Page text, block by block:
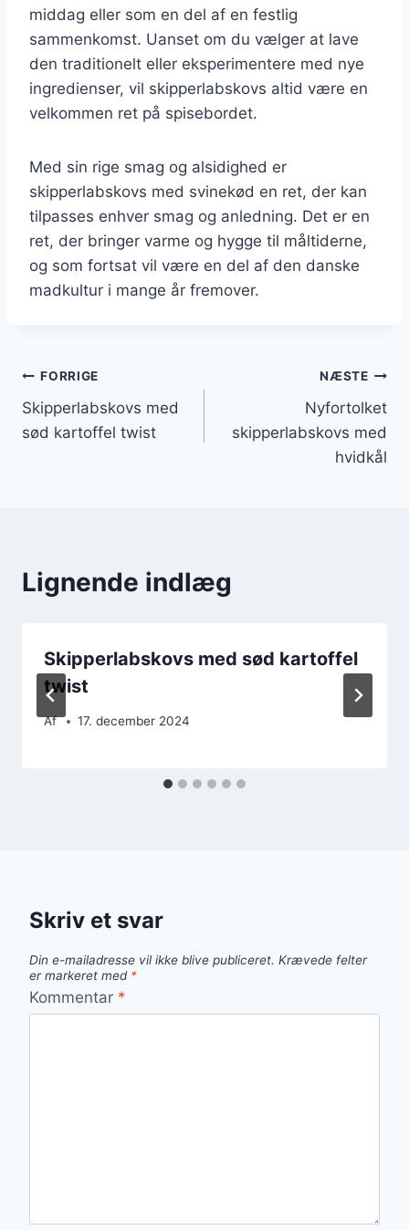
middag eller som en del af en festlig
sammenkomst. Uanset om du vælger at lave
den traditionelt eller eksperimentere med nye
ingredienser, vil skipperlabskovs altid være en
velkommen ret på spisebordet.
Med sin rige smag og alsidighed er
skipperlabskovs med svinekød en ret, der kan
tilpasses enhver smag og anledning. Det er en
ret, der bringer varme og hygge til måltiderne,
og som fortsat vil være en del af den danske
madkultur i mange år fremover.
Indlægsnavigation
FORRIGE
Skipperlabskovs med
sød kartoffel twist
NÆSTE
Nyfortolket
skipperlabskovs med
hvidkål
Lignende indlæg
Skipperlabskovs med sød kartoffel
twist
Af 17. december 2024
Skriv et svar
Din e-mailadresse vil ikke blive publiceret. Krævede felter
er markeret med *
Kommentar *